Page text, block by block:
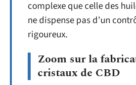
complexe que celle des
ne dispense pas d’un
rigoureux.
Zoom sur la
cristaux de CBD